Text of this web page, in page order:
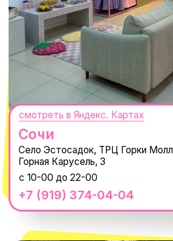
+7 (932) 602-41-15
ТРК «Европолис Ростокино»
ул. Проспект Мира, 211 к2
с 10-00 до 22-00
персональных данных и Согласием на рассылку электронных
ПОДПИСАТЬСЯ
СЕКРЕТНЫЕ ПРОМОКОДЫ, ПРИГЛАШЕНИЯ
НА МЕРОПРИЯТИЯ И АНОНСЫ НОВИНОК
РАНЬШЕ ВСЕХ
@MACROCOSM_STORE